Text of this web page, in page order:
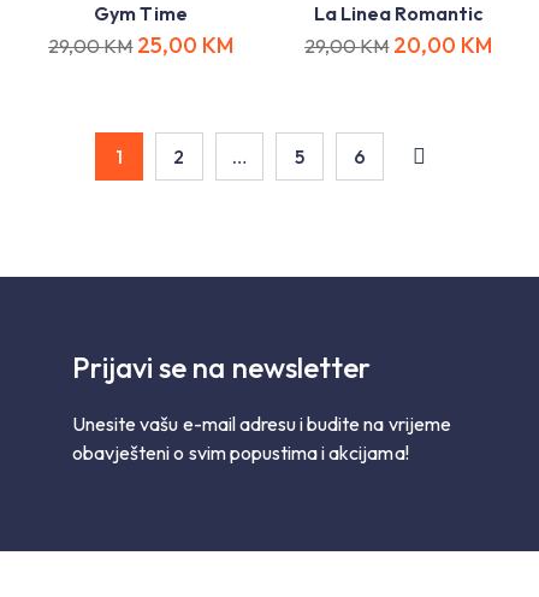
Gym Time
29,00KM 25,00 KM
La Linea Romantic
29,00KM 20,00 KM
1 2 … 5 6
Prijavi se na newsletter
Unesite vašu e-mail adresu i budite na vrijeme
obavješteni o svim popustima i akcijama!